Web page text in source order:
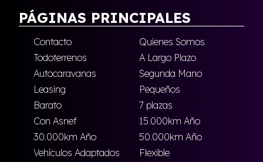
PÁGINAS PRINCIPALES
Contacto
Quienes Somos
Todoterrenos
A Largo Plazo
Autocaravanas
Segunda Mano
Leasing
Pequeños
Barato
7 plazas
Con Asnef
15.000km Año
30.000km Año
50.000km Año
Vehículos Adaptados
Flexible